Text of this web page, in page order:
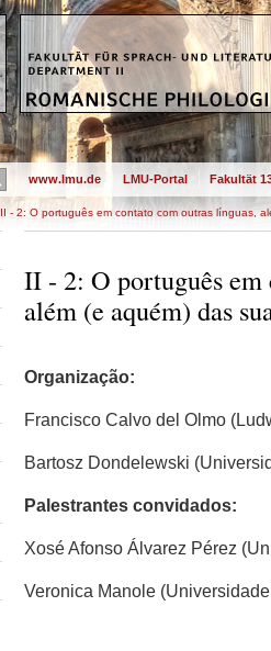
www.lmu.de LMU-Portal Fakultät
II - 2: O português em contato com outras línguas,
II - 2: O português
além (e aquém) das
Organização:
Francisco Calvo del Olmo
Bartosz Dondelewski
Palestrantes convidados:
Xosé Afonso Álvarez Pérez
Veronica Manole